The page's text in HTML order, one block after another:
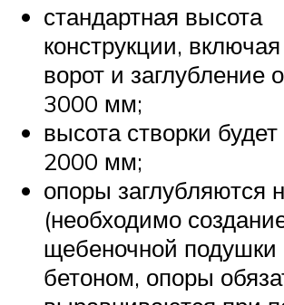
стандартная высота
конструкции,
ворот и заглубление
3000 мм;
высота створки
2000 мм;
опоры заглубляются
(необходимо
щебеночной подушки
бетоном, опоры